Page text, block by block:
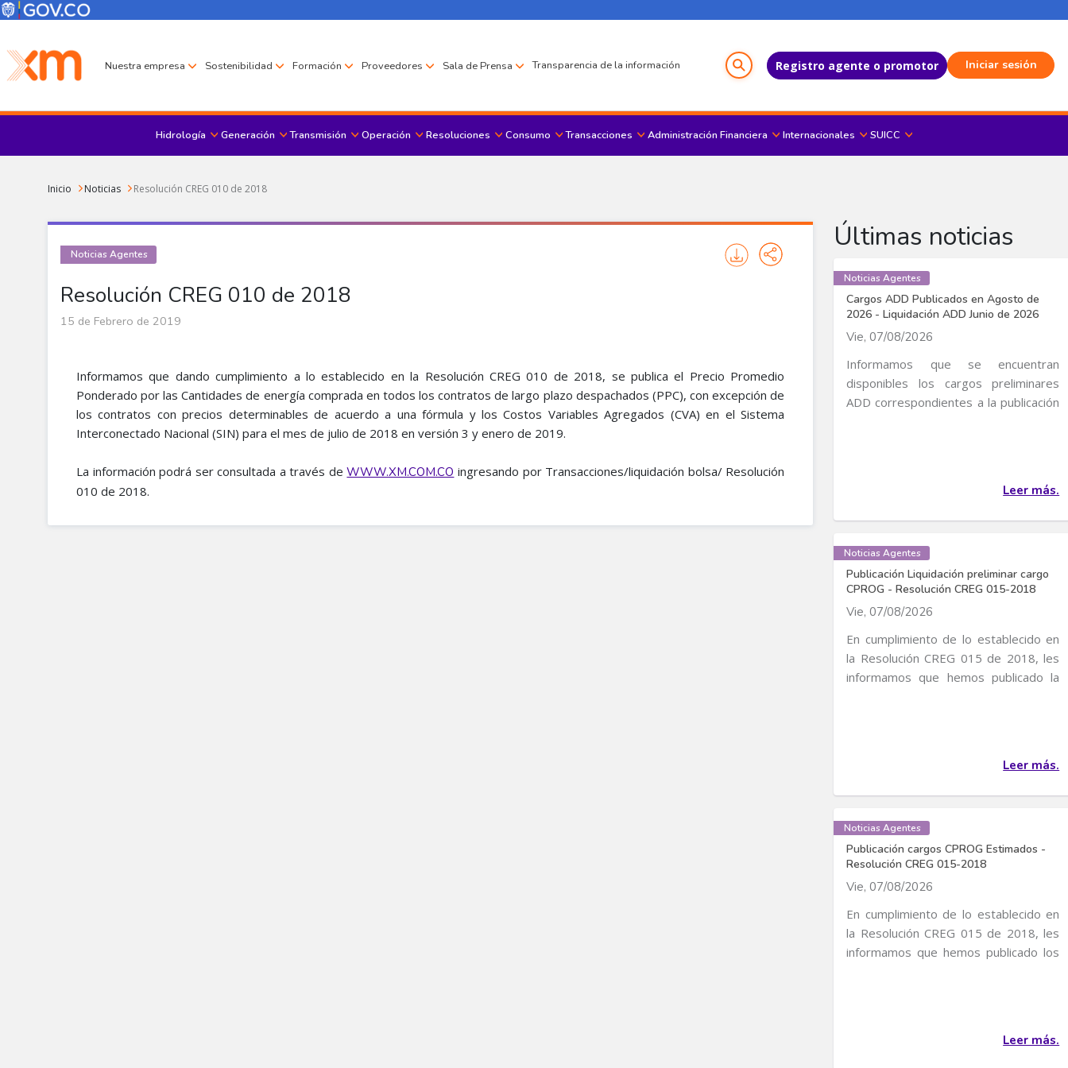
Pasar al contenido principal
Menú Corporativo
Menú de encabezado
Nuestra empresa Sostenibilidad Formación Proveedores Sala de Prensa Transparencia de la información Registro agente o promotor Iniciar sesión
Menu principal
Hidrología Generación Transmisión Operación Resoluciones Consumo Transacciones Administración Financiera Internacionales SUICC
Sobrescribir enlaces de ayuda a la navegación
Inicio Noticias Resolución CREG 010 de 2018
Resolución CREG 010 de 2018
Noticias Agentes
15 de Febrero de 2019
Informamos que dando cumplimiento a lo establecido en la Resolución CREG 010 de 2018, se publica el Precio Promedio
Ponderado por las Cantidades de energía comprada en todos los contratos de largo plazo despachados (PPC), con excepción de
los contratos con precios determinables de acuerdo a una fórmula y los Costos Variables Agregados (CVA) en el Sistema
Interconectado Nacional (SIN) para el mes de julio de 2018 en versión 3 y enero de 2019.
La información podrá ser consultada a través deWWW.XM.COM.CO ingresando por Transacciones/liquidación bolsa/ Resolución
010 de 2018.​
Últimas noticias
Noticias Agentes
Cargos ADD Publicados en Agosto de
2026 - Liquidación ADD Junio de 2026
Vie, 07/08/2026
Informamos que se encuentran
disponibles los cargos preliminares
ADD correspondientes a la publicación
Leer más.
Noticias Agentes
Publicación Liquidación preliminar cargo
CPROG - Resolución CREG 015-2018
Vie, 07/08/2026
En cumplimiento de lo establecido en
la Resolución CREG 015 de 2018, les
informamos que hemos publicado la
Leer más.
Noticias Agentes
Publicación cargos CPROG Estimados -
Resolución CREG 015-2018
Vie, 07/08/2026
En cumplimiento de lo establecido en
la Resolución CREG 015 de 2018, les
informamos que hemos publicado los
Leer más.